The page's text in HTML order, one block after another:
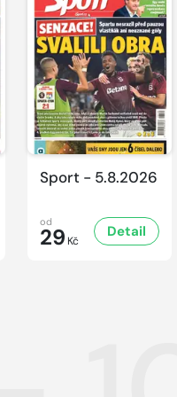
Sport - 5.8.2026
od
29 Kč
Detail